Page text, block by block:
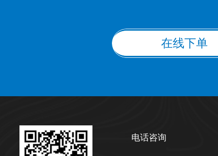
在线下单
电话咨询